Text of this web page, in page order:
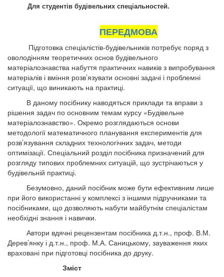
Для студентів будівельних спеціальностей.
ПЕРЕДМОВА
Підготовка спеціалістів-будівельників потребує поряд з
оволодінням теоретичних основ будівельного
матеріалознавства набуття практичних навиків з випробування
матеріалів і вміння розв’язувати основні задачі і проблемні
ситуації, що виникають на практиці.
В даному посібнику наводяться приклади та вправи з
рішення задач по основним темам курсу «Будівельне
матеріалознавство». Окремо розглядаються основи
методології математичного планування експериментів для
розв’язування складних технологічних задач, методи
оптимізації. Спеціальний розділ посібника призначений для
розгляду типових проблемних ситуацій, що зустрічаються у
будівельній практиці.
Безумовно, даний посібник може бути ефективним лише
при його використанні у комплексі з іншими підручниками та
посібниками, що дозволяють набути майбутнім спеціалістам
необхідні знання і навички.
Автори вдячні рецензентам посібника д.т.н., проф. В.М.
Дерев’янку і д.т.н., проф. М.А. Саницькому, зауваження яких
враховані при підготовці посібника до друку.
Зміст